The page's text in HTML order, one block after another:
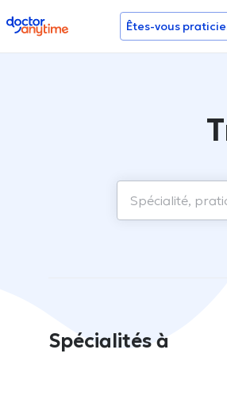
doctoranytime Êtes-vous
Spécialités à